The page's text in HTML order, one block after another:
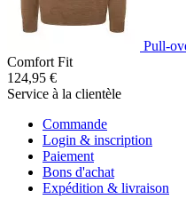
Pull-
Comfort Fit
124,95 €
Service à la clientèle
Commande
Login & inscription
Paiement
Bons d'achat
Expédition & livraison